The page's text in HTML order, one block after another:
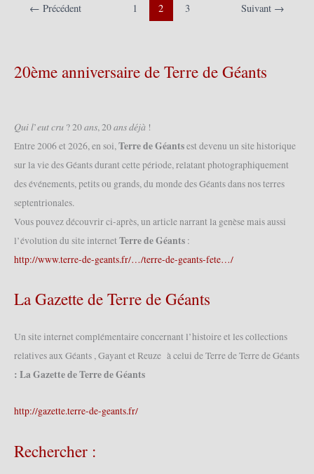
← Précédent 1 2 3 Suivant →
20ème anniversaire de Terre de Géants
𝑄𝑢𝑖 𝑙’𝑒𝑢𝑡 𝑐𝑟𝑢 ? 20 𝑎𝑛𝑠, 20 𝑎𝑛𝑠 𝑑𝑒́𝑗𝑎̀ !
Entre 2006 et 2026, en soi, Terre de Géantsest devenu un site historique
sur la vie des Géants durant cette période, relatant photographiquement
des événements, petits ou grands, du monde des Géants dans nos terres
septentrionales.
Vous pouvez découvrir ci-après, un article narrant la genèse mais aussi
l’évolution du site internet Terre de Géants :
http://www.terre-de-geants.fr/…/terre-de-geants-fete…/
La Gazette de Terre de Géants
Un site internet complémentaire concernant l’histoire et les collections
relatives aux Géants , Gayant et Reuze à celui de Terre de Terre de Géants
: La Gazette de Terre de Géants
http://gazette.terre-de-geants.fr/
Rechercher :